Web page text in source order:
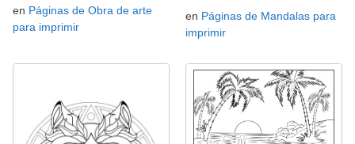
en Páginas de Obra de arte
para imprimir
en Páginas de Mandalas para
imprimir